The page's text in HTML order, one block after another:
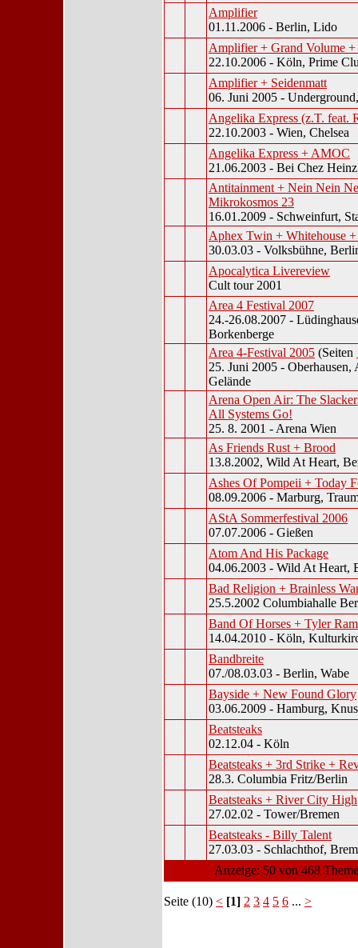
Amplifier
01.11.2006 - Berlin, Lido
Amplifier + Grand Volume
22.10.2006 - Köln, Prime
Amplifier + Seidenmatt
06. Juni 2005 -
Angelika Express (z.T. feat.
22.10.2003 - Wien, Chelsea
Angelika Express + AMOC
21.06.2003 - Bei Chez
Antitainment + Nein Nein
Mikrokosmos 23
16.01.2009 - Schweinfurt,
Aphex Twin + Whitehouse +
30.03.03 - Volksbühne,
Apocalytica Livereview
Cult tour 2001
Area 4 Festival 2007
24.-26.08.2007 -
Borkenberge
Area 4-Festival 2005 (Seiten
25. Juni 2005 - Oberhausen,
Gelände
Arena Open Air: The
All Systems Go!
25. 8. 2001 - Arena Wien
As Friends Rust + Brood
13.8.2002, Wild At Heart,
Ashes Of Pompeii + Today
08.09.2006 - Marburg,
AStA Sommerfestival 2006
07.07.2006 - Gießen
Atom And His Package
04.06.2003 - Wild At Heart,
Bad Religion + Brainless
25.5.2002 Columbiahalle
Band Of Horses + Tyler
14.04.2010 - Köln,
Bandbreite
07./08.03.03 - Berlin, Wabe
Bayside + New Found Glory
03.06.2009 - Hamburg,
Beatsteaks
02.12.04 - Köln
Beatsteaks + 3rd Strike +
28.3. Columbia Fritz/Berlin
Beatsteaks + River City High
27.02.02 - Tower/Bremen
Beatsteaks - Billy Talent
27.03.03 - Schlachthof,
Anzeige: 50 von 468
Seite (10) < [1] 2 3 4 5 6 ... >